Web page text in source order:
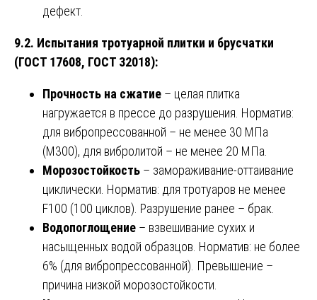
дефект.
9.2. Испытания тротуарной плитки и брусчатки
(ГОСТ 17608, ГОСТ 32018):
Прочность на сжатие – целая плитка
нагружается в прессе до разрушения. Норматив:
для вибропрессованной – не менее 30 МПа
(М300), для вибролитой – не менее 20 МПа.
Морозостойкость – замораживание-оттаивание
циклически. Норматив: для тротуаров не менее
F100 (100 циклов). Разрушение ранее – брак.
Водопоглощение – взвешивание сухих и
насыщенных водой образцов. Норматив: не более
6% (для вибропрессованной). Превышение –
причина низкой морозостойкости.